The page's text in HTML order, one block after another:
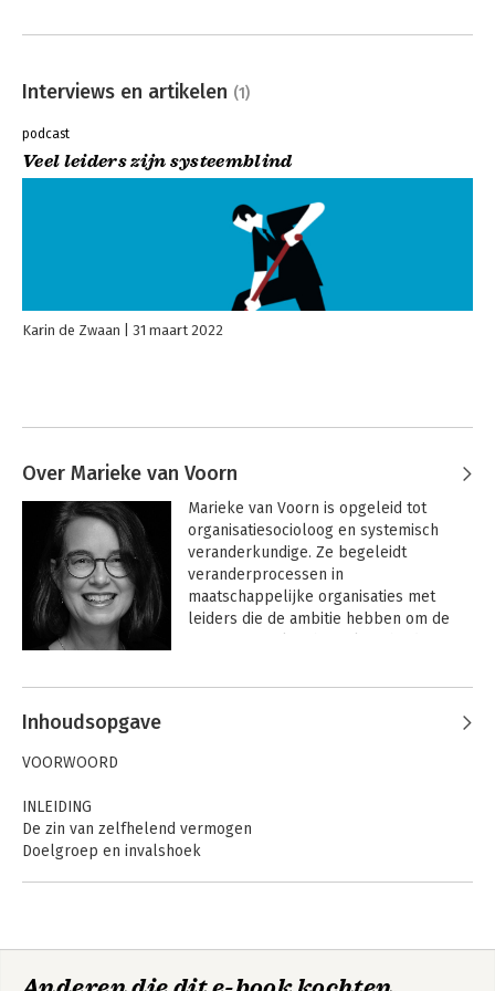
Interviews en artikelen (1)
podcast
Veel leiders zijn systeemblind
Karin de Zwaan 31 maart 2022
Over Marieke van Voorn
Marieke van Voorn is opgeleid tot
organisatiesocioloog en systemisch
veranderkundige. Ze begeleidt
veranderprocessen in
maatschappelijke organisaties met
leiders die de ambitie hebben om de
bevorderen.
Andere boeken door Marieke van
Voorn
Inhoudsopgave
VOORWOORD
INLEIDING
De zin van zelfhelend vermogen
Doelgroep en invalshoek
1.1 Onderweg naar innerlijke autoriteit